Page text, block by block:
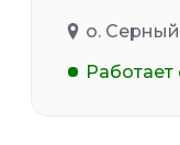
о. Серный
Работает